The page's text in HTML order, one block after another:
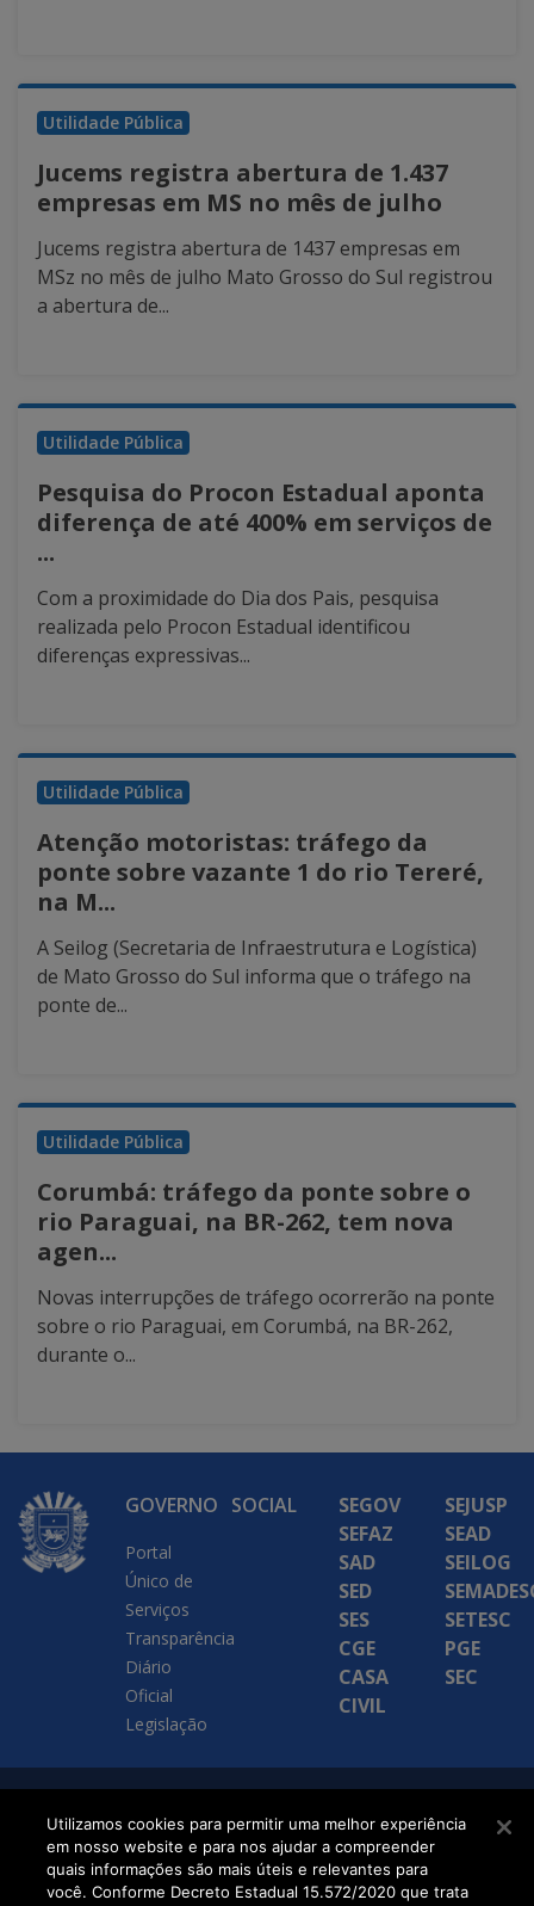
Utilidade Pública
Jucems registra abertura de 1.437
empresas em MS no mês de julho
Jucems registra abertura de 1437 empresas em
MSz no mês de julho Mato Grosso do Sul registrou
a abertura de...
Utilidade Pública
Pesquisa do Procon Estadual aponta
diferença de até 400% em serviços de
...
Com a proximidade do Dia dos Pais, pesquisa
realizada pelo Procon Estadual identificou
diferenças expressivas...
Utilidade Pública
Atenção motoristas: tráfego da
ponte sobre vazante 1 do rio Tereré,
na M...
A Seilog (Secretaria de Infraestrutura e Logística)
de Mato Grosso do Sul informa que o tráfego na
ponte de...
Utilidade Pública
Corumbá: tráfego da ponte sobre o
rio Paraguai, na BR-262, tem nova
agen...
Novas interrupções de tráfego ocorrerão na ponte
sobre o rio Paraguai, em Corumbá, na BR-262,
durante o...
GOVERNO
Portal
Único de
Serviços
Transparência
Diário
Oficial
Legislação
SOCIAL
SEGOV
SEFAZ
SAD
SED
SES
CGE
CASA
CIVIL
SEJUSP
SEAD
SEILOG
SETESC
PGE
SEC
SETDIG | Secretaria-
Executiva de
Transformação Digital
Utilizamos cookies para permitir uma melhor experiência
em nosso website e para nos ajudar a compreender
quais informações são mais úteis e relevantes para
você. Conforme Decreto Estadual 15.572/2020 que trata